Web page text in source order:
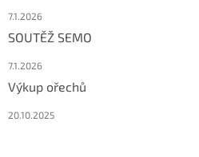
7.1.2026
SOUTĚŽ SEMO
7.1.2026
Výkup ořechů
20.10.2025